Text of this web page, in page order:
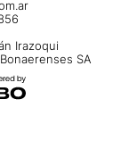
Irazoqui
SA